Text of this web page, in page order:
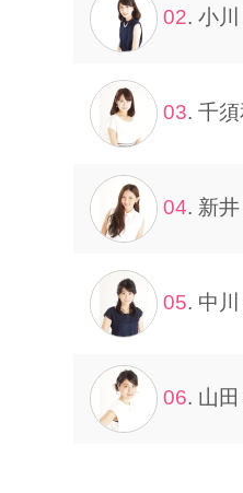
02. 小
03. 千
04. 新
05. 中
06. 山